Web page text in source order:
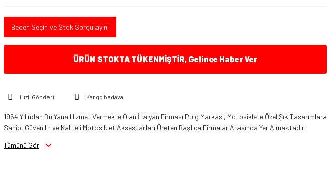
Beden Seçin ve Stok Sorgulayın!
ÜRÜN STOKTA TÜKENMİŞTİR, Gelince Haber Ver
Hızlı Gönderi Kargo bedava
1964 Yılından Bu Yana Hizmet Vermekte Olan İtalyan Firması Puig Markası, Motosiklete Özel Şık Tasarımlara
Sahip, Güvenilir ve Kaliteli Motosiklet Aksesuarları Üreten Başlıca Firmalar Arasında Yer Almaktadır.
Tümünü Gör